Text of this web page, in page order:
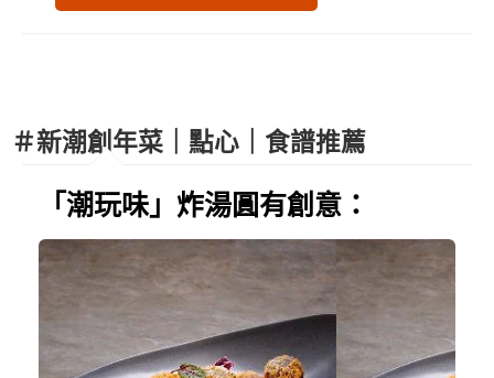
＃新潮創年菜｜點心｜食譜推薦
「潮玩味」炸湯圓有創意：